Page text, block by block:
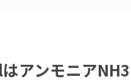
アンモニア